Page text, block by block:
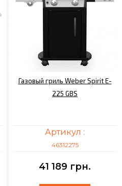
Газовый гриль Weber Spirit E-
225 GBS
Артикул :
46312275
41 189 грн.